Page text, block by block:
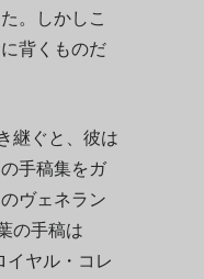
。しかしこ
背くものだ
継ぐと、彼は
手稿集をガ
ヴェネラン
の手稿は
イヤル・コレ